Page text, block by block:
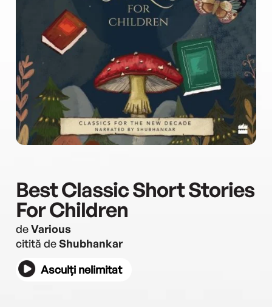
Best Classic Short Stories
For Children
deVarious
citită deShubhankar
Asculți nelimitat